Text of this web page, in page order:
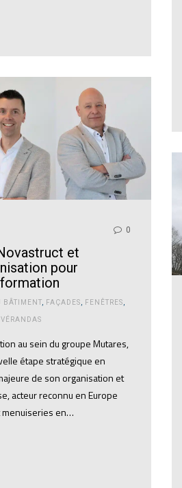
0
et
pour
BÂTIMENT, FAÇADES, FENÊTRES,
VÉRANDAS
au sein du groupe Mutares,
étape stratégique en
de son organisation et
acteur reconnu en Europe
menuiseries en…